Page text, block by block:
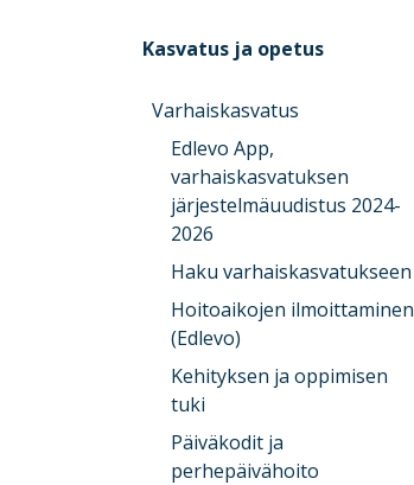
Kasvatus ja opetus
Varhaiskasvatus
Edlevo App,
varhaiskasvatuksen
järjestelmäuudistus 2024-
2026
Haku varhaiskasvatukseen
Hoitoaikojen ilmoittaminen
(Edlevo)
Kehityksen ja oppimisen
tuki
Päiväkodit ja
perhepäivähoito